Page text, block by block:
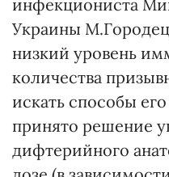
инфекциониста
Украины
низкий уровень
количества
искать способы
принято решение
дифтерийного